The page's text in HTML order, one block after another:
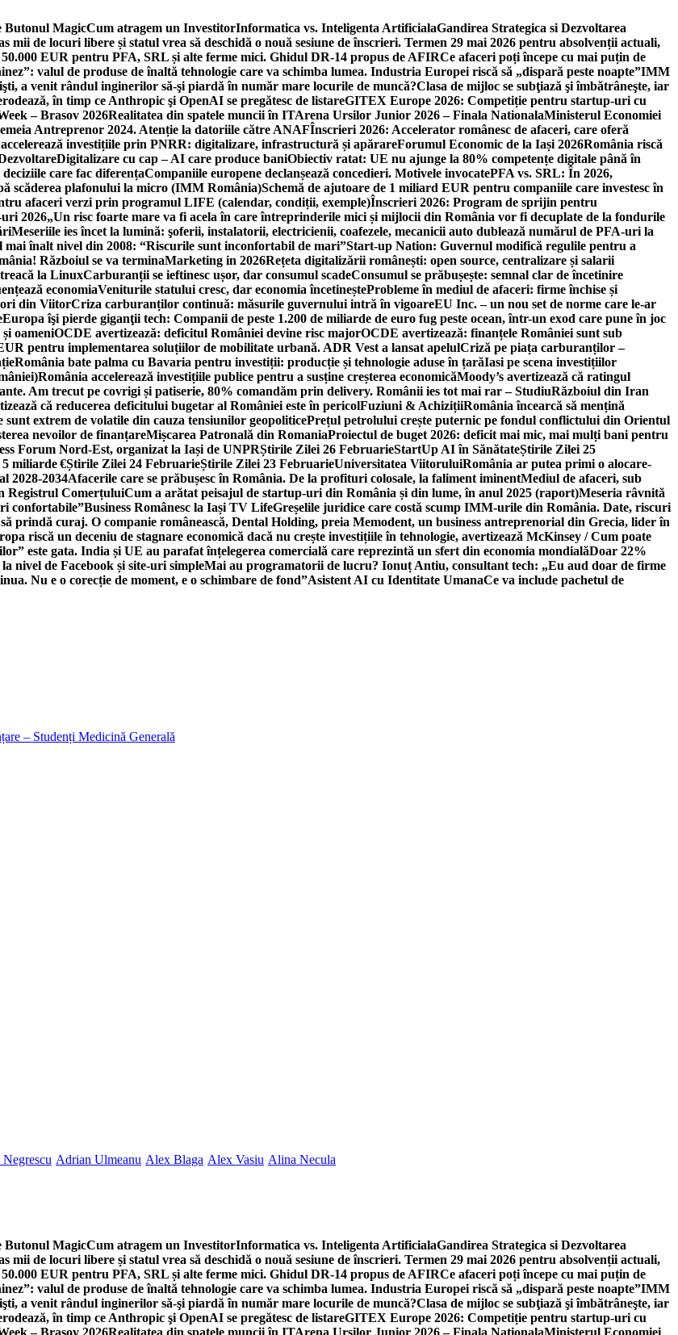
Butonul MagicCum atragem un InvestitorInformatica vs. Inteligenta ArtificialaGandirea Strategica si Dezvoltarea
mii de locuri libere și statul vrea să deschidă o nouă sesiune de înscrieri. Termen 29 mai 2026 pentru absolvenții actuali,
EUR pentru PFA, SRL și alte ferme mici. Ghidul DR-14 propus de AFIRCe afaceri poți începe cu mai puțin de
valul de produse de înaltă tehnologie care va schimba lumea. Industria Europei riscă să „dispară peste noapte”IMM
a venit rândul inginerilor să-şi piardă în număr mare locurile de muncă?Clasa de mijloc se subţiază şi îmbătrâneşte, iar
în timp ce Anthropic şi OpenAI se pregătesc de listareGITEX Europe 2026: Competiție pentru startup-uri cu
– Brasov 2026Realitatea din spatele muncii în ITArena Ursilor Junior 2026 – Finala NationalaMinisterul Economiei
Antreprenor 2024. Atenție la datoriile către ANAFÎnscrieri 2026: Accelerator românesc de afaceri, care oferă
investițiile prin PNRR: digitalizare, infrastructură și apărareForumul Economic de la Iași 2026România riscă
Digitalizare cu cap – AI care produce baniObiectiv ratat: UE nu ajunge la 80% competențe digitale până în
care fac diferențaCompaniile europene declanșează concedieri. Motivele invocatePFA vs. SRL: În 2026,
scăderea plafonului la micro (IMM România)Schemă de ajutoare de 1 miliard EUR pentru companiile care investesc în
afaceri verzi prin programul LIFE (calendar, condiții, exemple)Înscrieri 2026: Program de sprijin pentru
2026„Un risc foarte mare va fi acela în care întreprinderile mici și mijlocii din România vor fi decuplate de la fondurile
Meseriile ies încet la lumină: şoferii, instalatorii, electricienii, coafezele, mecanicii auto dublează numărul de PFA-uri la
înalt nivel din 2008: “Riscurile sunt inconfortabil de mari”Start-up Nation: Guvernul modifică regulile pentru a
Războiul se va terminaMarketing in 2026Rețeta digitalizării românești: open source, centralizare și salarii
la LinuxCarburanții se ieftinesc ușor, dar consumul scadeConsumul se prăbușește: semnal clar de încetinire
economiaVeniturile statului cresc, dar economia încetineșteProbleme în mediul de afaceri: firme închise și
din ViitorCriza carburanților continuă: măsurile guvernului intră în vigoareEU Inc. – un nou set de norme care le-ar
Europa îşi pierde giganţii tech: Companii de peste 1.200 de miliarde de euro fug peste ocean, într-un exod care pune în joc
oameniOCDE avertizează: deficitul României devine risc majorOCDE avertizează: finanțele României sunt sub
pentru implementarea soluțiilor de mobilitate urbană. ADR Vest a lansat apelulCriză pe piața carburanților –
România bate palma cu Bavaria pentru investiții: producție și tehnologie aduse în țarăIasi pe scena investițiilor
România accelerează investițiile publice pentru a susține creșterea economicăMoody’s avertizează că ratingul
Am trecut pe covrigi și patiserie, 80% comandăm prin delivery. Românii ies tot mai rar – StudiuRăzboiul din Iran
că reducerea deficitului bugetar al României este în pericolFuziuni & AchizițiiRomânia încearcă să mențină
sunt extrem de volatile din cauza tensiunilor geopoliticePrețul petrolului crește puternic pe fondul conflictului din Orientul
nevoilor de finanțareMișcarea Patronală din RomaniaProiectul de buget 2026: deficit mai mic, mai mulți bani pentru
Forum Nord-Est, organizat la Iași de UNPRȘtirile Zilei 26 FebruarieStartUp AI în SănătateȘtirile Zilei 25
miliarde €Știrile Zilei 24 FebruarieȘtirile Zilei 23 FebruarieUniversitatea ViitoruluiRomânia ar putea primi o alocare-
2028-2034Afacerile care se prăbușesc în România. De la profituri colosale, la faliment iminentMediul de afaceri, sub
Registrul ComerțuluiCum a arătat peisajul de startup-uri din România și din lume, în anul 2025 (raport)Meseria râvnită
confortabile”Business Românesc la Iași TV LifeGreșelile juridice care costă scump IMM-urile din România. Date, riscuri
prindă curaj. O companie românească, Dental Holding, preia Memodent, un business antreprenorial din Grecia, lider în
riscă un deceniu de stagnare economică dacă nu crește investițiile în tehnologie, avertizează McKinsey / Cum poate
este gata. India și UE au parafat înțelegerea comercială care reprezintă un sfert din economia mondialăDoar 22%
nivel de Facebook și site-uri simpleMai au programatorii de lucru? Ionuț Antiu, consultant tech: „Eu aud doar de firme
Nu e o corecție de moment, e o schimbare de fond”Asistent AI cu Identitate UmanaCe va include pachetul de
– Studenți Medicină Generală
Adrian Ulmeanu Alex Blaga Alex Vasiu Alina Necula
Butonul MagicCum atragem un InvestitorInformatica vs. Inteligenta ArtificialaGandirea Strategica si Dezvoltarea
mii de locuri libere și statul vrea să deschidă o nouă sesiune de înscrieri. Termen 29 mai 2026 pentru absolvenții actuali,
EUR pentru PFA, SRL și alte ferme mici. Ghidul DR-14 propus de AFIRCe afaceri poți începe cu mai puțin de
valul de produse de înaltă tehnologie care va schimba lumea. Industria Europei riscă să „dispară peste noapte”IMM
a venit rândul inginerilor să-şi piardă în număr mare locurile de muncă?Clasa de mijloc se subţiază şi îmbătrâneşte, iar
în timp ce Anthropic şi OpenAI se pregătesc de listareGITEX Europe 2026: Competiție pentru startup-uri cu